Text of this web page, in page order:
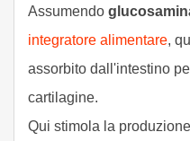
Assumendo
integratore alimentare,
assorbito dall'intestino
cartilagine.
Qui stimola la